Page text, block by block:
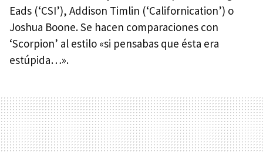
Eads (‘CSI’), Addison Timlin (‘Californication’) o
Joshua Boone. Se hacen comparaciones con
‘Scorpion’ al estilo «si pensabas que ésta era
estúpida…».